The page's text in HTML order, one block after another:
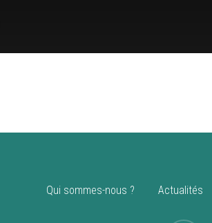
Qui sommes-nous ? Actualités